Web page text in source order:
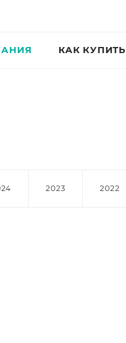
КАК КУПИТЬ
2023 2022